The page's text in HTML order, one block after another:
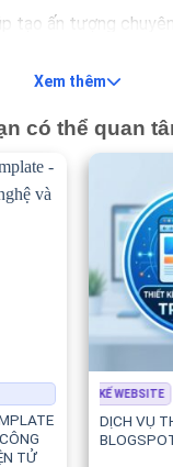
tạo ấn tượng
giúp tăng khả
theo các tiêu chuẩn
hiệu quả cao trên
Xem thêm
có thể quan
TỬ
THIẾT KẾ WEBSITE
DỊCH VỤ